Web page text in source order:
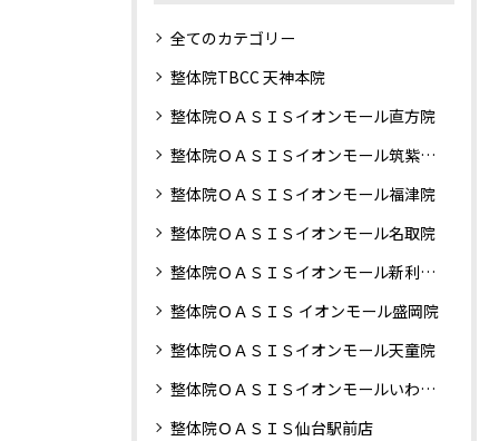
全てのカテゴリー
整体院TBCC 天神本院
整体院ＯＡＳＩＳイオンモール直方院
整体院ＯＡＳＩＳイオンモール筑紫野院
整体院ＯＡＳＩＳイオンモール福津院
整体院ＯＡＳＩＳイオンモール名取院
整体院ＯＡＳＩＳイオンモール新利府南館院
整体院ＯＡＳＩＳ イオンモール盛岡院
整体院ＯＡＳＩＳイオンモール天童院
整体院ＯＡＳＩＳイオンモールいわき小名浜院
整体院ＯＡＳＩＳ仙台駅前店